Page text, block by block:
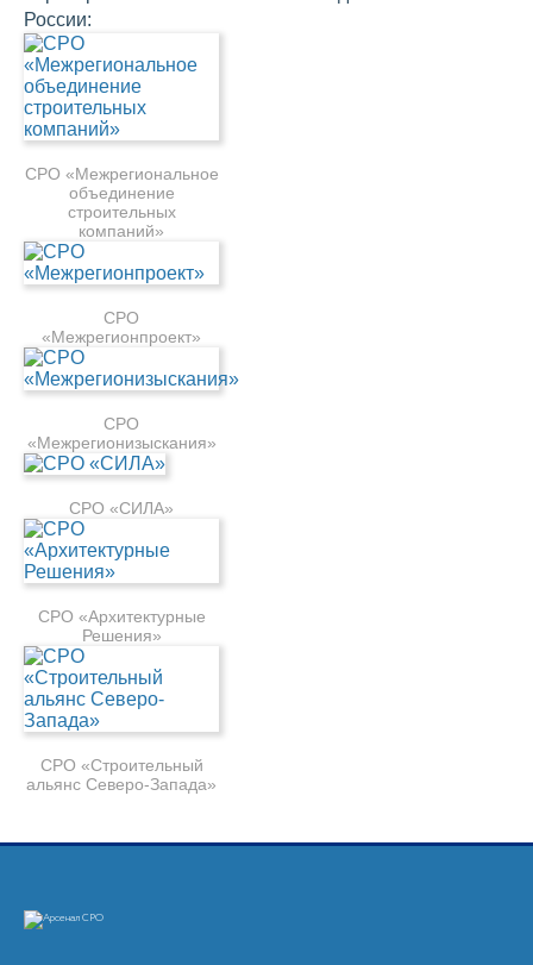
России:
СРО «Межрегиональное
объединение
строительных
компаний»
СРО
«Межрегионпроект»
СРО
«Межрегионизыскания»
СРО «СИЛА»
СРО «Архитектурные
Решения»
СРО «Строительный
альянс Северо-Запада»